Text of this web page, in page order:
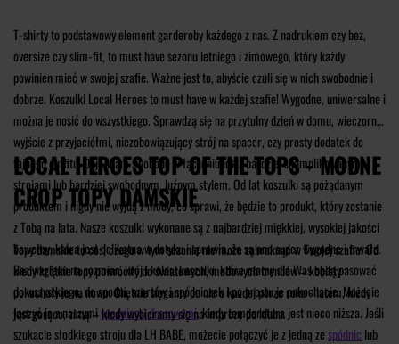
T-shirty to podstawowy element garderoby każdego z nas. Z nadrukiem czy bez,
oversize czy slim-fit, to must have sezonu letniego i zimowego, który każdy
powinien mieć w swojej szafie. Ważne jest to, abyście czuli się w nich swobodnie i
dobrze. Koszulki Local Heroes to must have w każdej szafie! Wygodne, uniwersalne i
można je nosić do wszystkiego. Sprawdzą się na przytulny dzień w domu, wieczorne
wyjście z przyjaciółmi, niezobowiązujący strój na spacer, czy prosty dodatek do
fajnego outfitu. Dają Wam swobodę w łączeniu ich z bardziej skomplikowanymi
strojami lub bardziej swobodnym, luźnym stylem. Od lat koszulki są pożądanym
produktem i nigdy nie wyjdą z mody, co sprawi, że będzie to produkt, który zostanie
z Tobą na lata. Nasze koszulki wykonane są z najbardziej miękkiej, wysokiej jakości
bawełny, która jest delikatna w dotyku i sprawia, że są one super wygodne i trwałe.
Bez względu na rozmiar, krój i kolor, koszulki, które mamy dla Was będą pasować
do wszystkiego, do spodni, szortów i spódniczek i po prostu je pokochacie. Możecie
łączyć je z naszymispodniami dresowymi, kiedy temperatura jest nieco niższa. Jeśli
szukacie słodkiego stroju dla LH BABE, możecie połączyć je z jedną zespódnic lub
LOCAL HEROES TOP OF THE TOPS - MODNE
CROP TOPY DAMSKIE
Topy damskie to coś, czego w tym sezonie nie może zabraknąć w Twojej szafie. Od
kiedy krótkie topy powróciły do światowych, modowych trendów – kobiety
pokochały je na nowo. Chętnie sięgamy po nie o każdej porze roku - latem, kiedy
jest gorąco, zimą – kiedy wybieramy się na imprezę do klubu.